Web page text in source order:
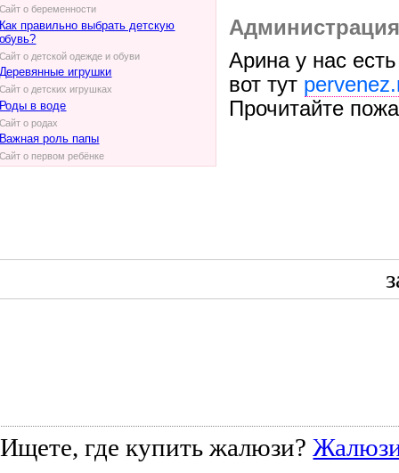
о беременности
правильно выбрать детскую
о детской одежде и обуви
игрушки
о детских игрушках
в воде
о родах
роль папы
о первом ребёнке
Арина у нас
вот тут
Прочитайте
Ищете, где купить жалюзи?